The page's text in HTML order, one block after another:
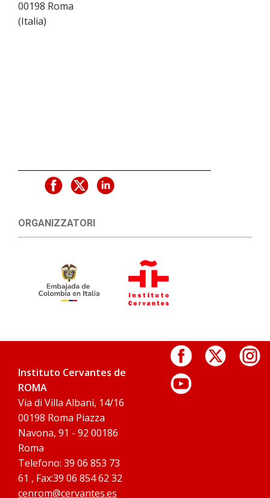
00198 Roma
(Italia)
ORGANIZZATORI
Instituto Cervantes de
ROMA
Via di Villa Albani, 14/16
00198 Roma Piazza
Navona, 91 - 92 00186
Roma
Telefono: 39 06 853 73
61 , Fax:39 06 854 62 32
cenrom@cervantes.es